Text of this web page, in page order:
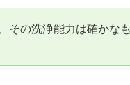
その洗浄能力は確かな